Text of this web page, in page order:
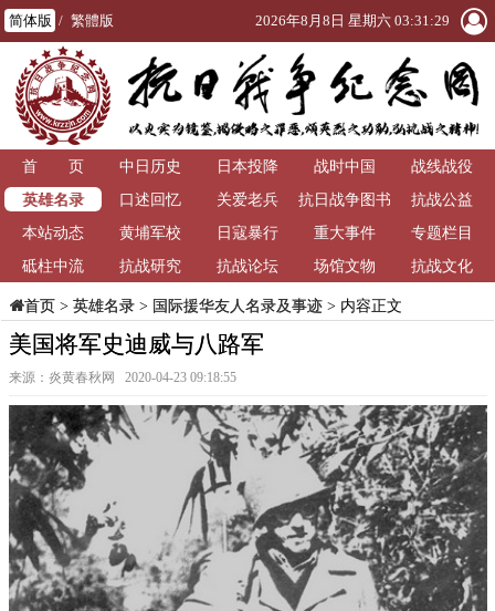
简体版 / 繁體版 2026年8月8日 星期六 03:31:30
首 页 中日历史 日本投降 战时中国
战线战役
英雄名录
口述回忆 关爱老兵
抗日战争图书
馆
抗战公益
本站动态
黄埔军校 日寇暴行 重大事件
专题栏目
砥柱中流
抗战研究 抗战论坛 场馆文物 抗战文化
首页> 英雄名录> 国际援华友人名录及事迹> 内容正文
美国将军史迪威与八路军
来源：炎黄春秋网 2020-04-23 09:18:55